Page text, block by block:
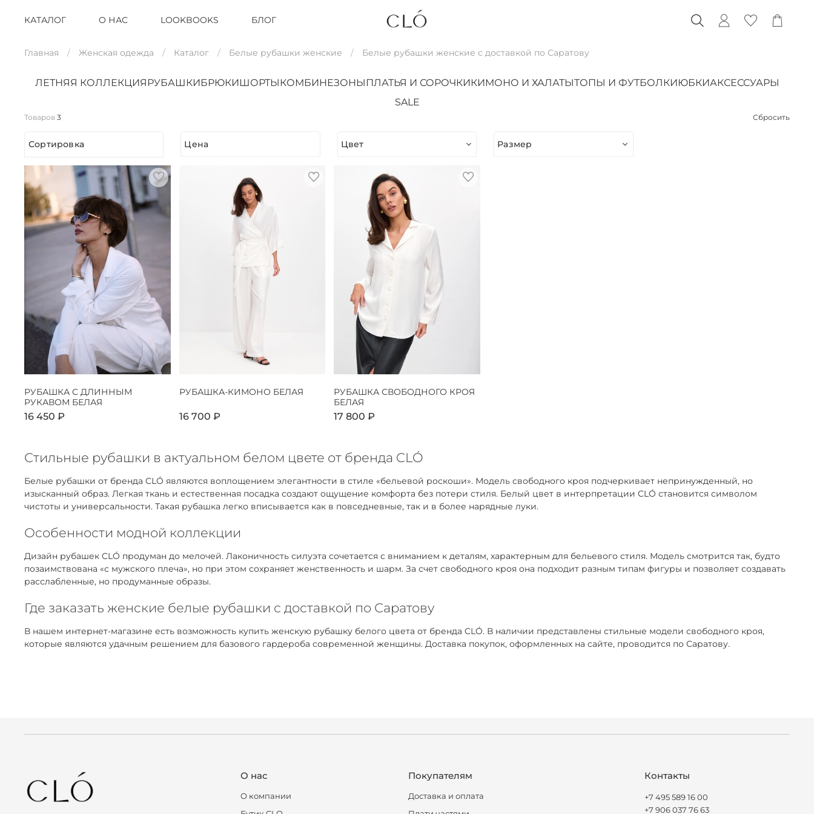
КАТАЛОГ О НАС LOOKBOOKS БЛОГ
Главная Женская одежда Каталог Белые рубашки женские Белые рубашки женские с доставкой по Саратову
ЛЕТНЯЯ КОЛЛЕКЦИЯ РУБАШКИБРЮКИШОРТЫ КОМБИНЕЗОНЫ ПЛАТЬЯ И СОРОЧКИКИМОНО И ХАЛАТЫТОПЫ И ФУТБОЛКИЮБКИАКСЕССУАРЫ
SALE
Товаров 3 Сбросить
Сортировка Цена Цвет Размер
РУБАШКА С ДЛИННЫМ
РУКАВОМ БЕЛАЯ
16 450 ₽
РУБАШКА-КИМОНО БЕЛАЯ
16 700 ₽
РУБАШКА СВОБОДНОГО КРОЯ
БЕЛАЯ
17 800 ₽
Стильные рубашки в актуальном белом цвете от бренда CLÓ
Белые рубашки от бренда CLÓ являются воплощением элегантности в стиле «бельевой роскоши». Модель свободного кроя подчеркивает непринужденный, но
изысканный образ. Легкая ткань и естественная посадка создают ощущение комфорта без потери стиля. Белый цвет в интерпретации CLÓ становится символом
чистоты и универсальности. Такая рубашка легко вписывается как в повседневные, так и в более нарядные луки.
Особенности модной коллекции
Дизайн рубашек CLÓ продуман до мелочей. Лаконичность силуэта сочетается с вниманием к деталям, характерным для бельевого стиля. Модель смотрится так, будто
позаимствована «с мужского плеча», но при этом сохраняет женственность и шарм. За счет свободного кроя она подходит разным типам фигуры и позволяет создавать
расслабленные, но продуманные образы.
Где заказать женские белые рубашки с доставкой по Саратову
В нашем интернет-магазине есть возможность купить женскую рубашку белого цвета от бренда CLÓ. В наличии представлены стильные модели свободного кроя,
которые являются удачным решением для базового гардероба современной женщины. Доставка покупок, оформленных на сайте, проводится по Саратову.
О нас
О компании
Покупателям
Доставка и оплата
Контакты
+7 495 589 16 00
+7 906 037 76 63